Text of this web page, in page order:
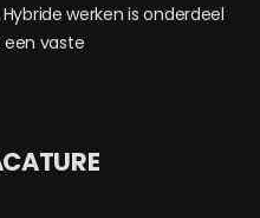
werken is onderdeel
vaste